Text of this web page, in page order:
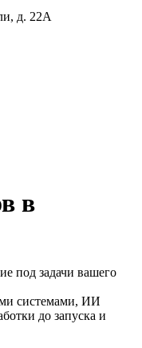
д. 22А
в
под задачи вашего
системами, ИИ
до запуска и